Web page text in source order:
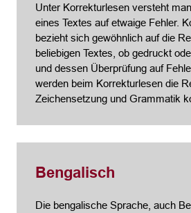
Unter Korrekturlesen versteht
eines Textes auf etwaige Fehler.
bezieht sich gewöhnlich auf die
beliebigen Textes, ob gedruckt
und dessen Überprüfung auf
werden beim Korrekturlesen die
Zeichensetzung und Grammatik
Bengalisch
Die bengalische Sprache, auch